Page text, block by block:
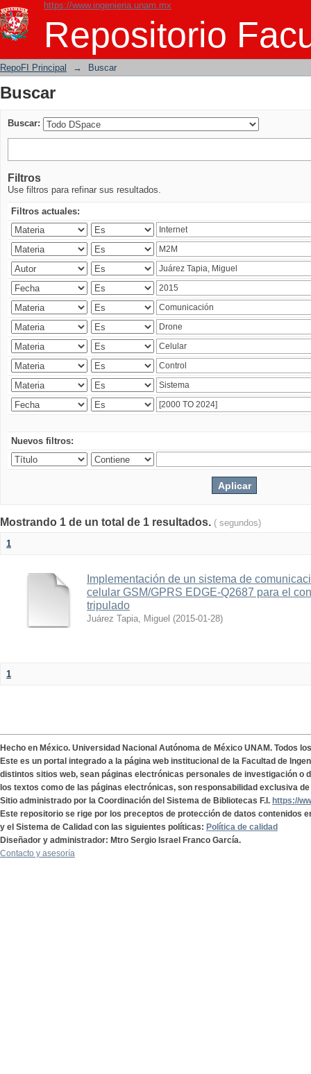
https://www.ingenieria.unam.mx
Repositorio
Buscar
RepoFI Principal → Buscar
Buscar
Buscar:
Filtros
Use filtros para refinar sus resultados.
Filtros actuales:
Nuevos filtros:
Mostrando 1 de un total de 1 resultados. ( segundos)
1
Implementación de un sistema de
celular GSM/GPRS EDGE-Q2687 para el
tripulado
Juárez Tapia, Miguel (2015-01-28)
1
Hecho en México. Universidad Nacional Autónoma de México UNAM. Todos
Este es un portal integrado a la página web institucional de la Facultad de
distintos sitios web, sean páginas electrónicas personales de investigación o
los textos como de las páginas electrónicas, son responsabilidad exclusiva
Sitio administrado por la Coordinación del Sistema de Bibliotecas F.I. https://
Este repositorio se rige por los preceptos de protección de datos contenidos
y el Sistema de Calidad con las siguientes políticas: Política de calidad
Diseñador y administrador: Mtro Sergio Israel Franco García.
Contacto y asesoría